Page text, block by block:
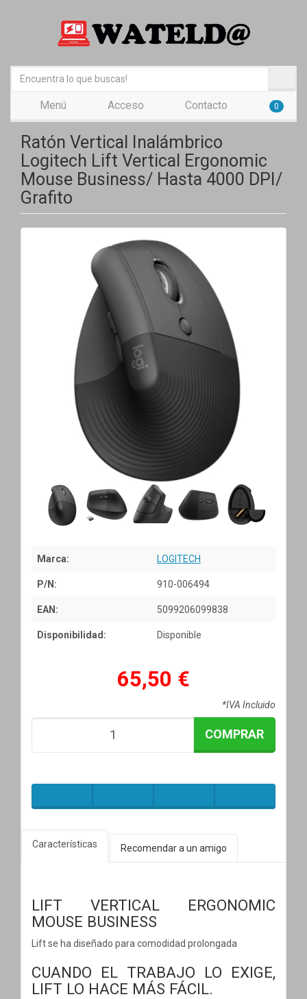
Menú Acceso Contacto 0
Ratón Vertical Inalámbrico
Logitech Lift Vertical Ergonomic
Mouse Business/ Hasta 4000 DPI/
Grafito
Marca: LOGITECH
P/N: 910-006494
EAN: 5099206099838
Disponibilidad: Disponible
65,50 €
*IVA Incluido
COMPRAR
Características Recomendar a un amigo
LIFT VERTICAL ERGONOMIC
MOUSE BUSINESS
Lift se ha diseñado para comodidad prolongada
CUANDO EL TRABAJO LO EXIGE,
LIFT LO HACE MÁS FÁCIL.